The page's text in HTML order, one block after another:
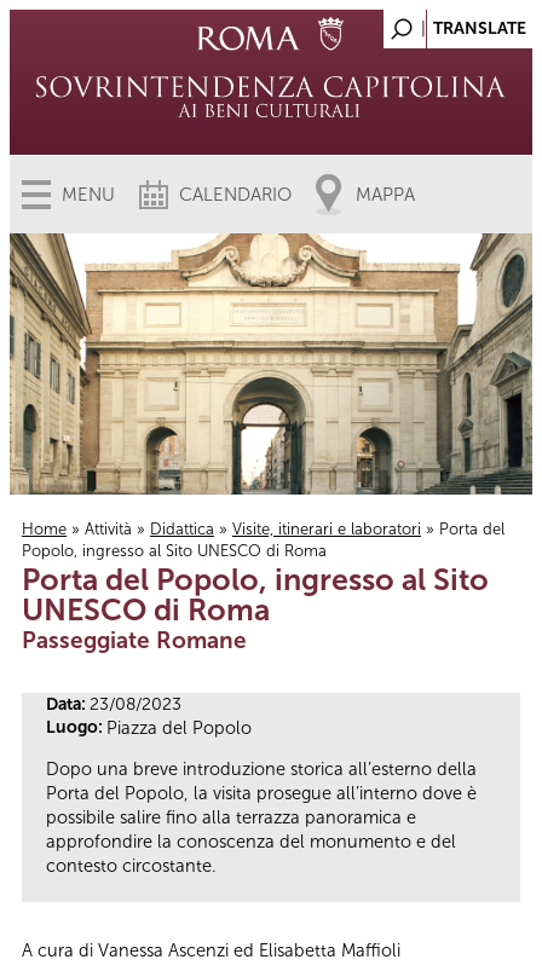
MENU CALENDARIO MAPPA
Tu sei qui
Home » Attività » Didattica » Visite, itinerari e laboratori » Porta del
Popolo, ingresso al Sito UNESCO di Roma
Porta del Popolo, ingresso al Sito
UNESCO di Roma
Passeggiate Romane
Data: 23/08/2023
Luogo: Piazza del Popolo
Dopo una breve introduzione storica all’esterno della
Porta del Popolo, la visita prosegue all’interno dove è
possibile salire fino alla terrazza panoramica e
approfondire la conoscenza del monumento e del
contesto circostante.
A cura di Vanessa Ascenzi ed Elisabetta Maffioli